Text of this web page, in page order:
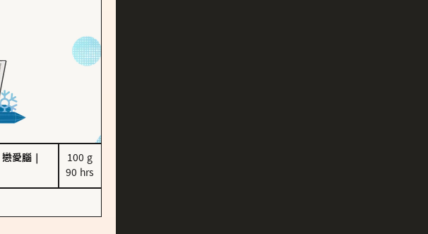
戀愛腦
100 g
90 hrs